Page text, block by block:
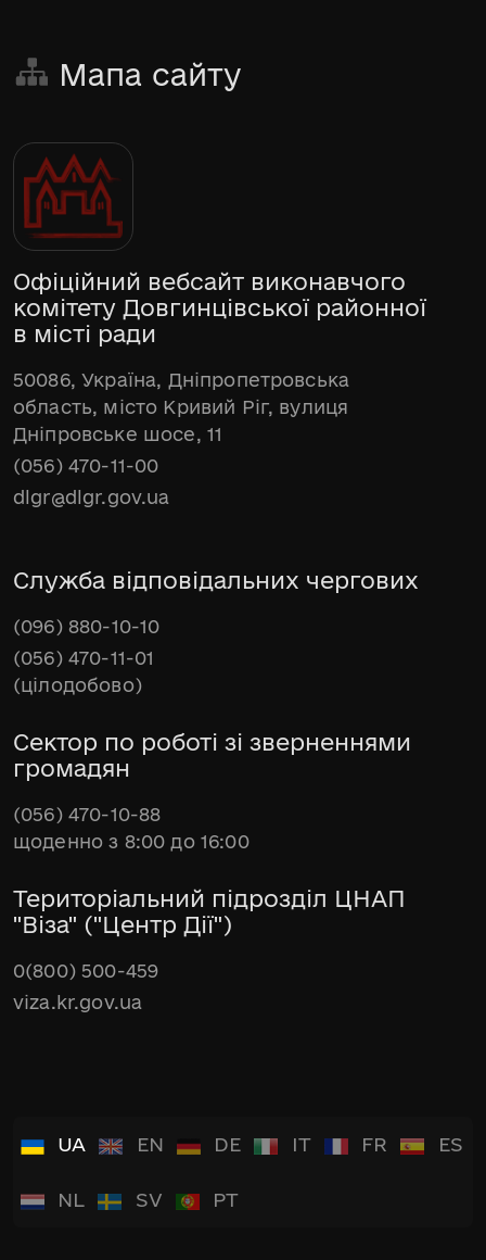
Мапа сайту
Офіційний вебсайт виконавчого
комітету Довгинцівської районної
в місті ради
50086, Україна, Дніпропетровська
область, місто Кривий Ріг, вулиця
Дніпровське шосе, 11
(056) 470-11-00
dlgr@dlgr.gov.ua
Служба відповідальних чергових
(096) 880-10-10
(056) 470-11-01
(цілодобово)
Сектор по роботі зі зверненнями
громадян
(056) 470-10-88
щоденно з 8:00 до 16:00
Територіальний підрозділ ЦНАП
"Віза" ("Центр Дії")
0(800) 500-459
viza.kr.gov.ua
UA EN DE IT FR ES
NL SV PT